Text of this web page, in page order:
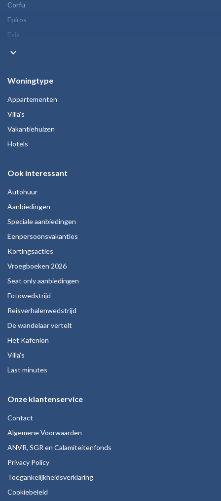
Corfu
Epiros
Evia
keyboard_arrow_down
Woningtype
Appartementen
Villa's
Vakantiehuizen
Hotels
Ook interessant
Autohuur
Aanbiedingen
Speciale aanbiedingen
Eenpersoonsvakanties
Kortingsacties
Vroegboeken 2026
Seat only aanbiedingen
Fotowedstrijd
Reisverhalenwedstrijd
De wandelaar vertelt
Het Kafenion
Villa's
Last minutes
Onze klantenservice
Contact
Algemene Voorwaarden
ANVR, SGR en Calamiteitenfonds
Privacy Policy
Toegankelijkheidsverklaring
Cookiebeleid